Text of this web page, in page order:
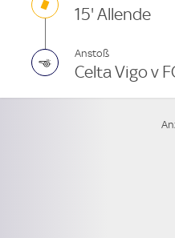
15' Allende
Anstoß
Celta Vigo v